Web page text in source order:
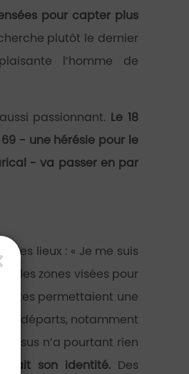
pour capter plus
plutôt le dernier
l’homme de
passionnant. Le 18
- une hérésie pour le
- va passer en par
lieux : « Je me suis
les zones visées pour
permettaient une
de départs, notamment
n’a pourtant rien
fait son identité. Des